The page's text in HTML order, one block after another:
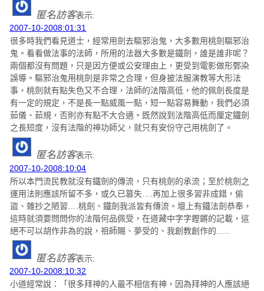
匿名訪客表示:
2007-10-2008:01:31
很多時我們看見道士，經常用劍去驅邪治鬼，大多數用桃劍驅邪治
鬼。看看做法事的法師，所用的法器大多數是鐵劍，誰是誰非呢？
兩個都沒有問題，只是因方便或公安理由上，更受到電影做形鄄染
誤導。驅邪治鬼用桃劍是非常之合理，但身披法服演教等大形法
事，桃劍就有點失色又不合理，法師的法階高低，他的佩劍長度是
有一定的規定，不是長一點威風一點，短一點容易舞動，我們必須
茹儀、茹規，否則亦有點不大合適。既然說到法階高低而厘定鐵劍
之長短度，沒有法階的神功師父，就只有安份守己用桃劍了。
匿名訪客表示:
2007-10-2008:10:04
所以本門流民教就沒有鐵劍的傳流，只有桃劍的承流；至於桃劍之
運用法則應該所留不多，或久已篡失….再加上很多習非成錯，偷
盜、雜抄之陋習….桃劍、鐵劍我派皆有傳流。壇上有鐵法劍恭奉，
這時就須要問問你的法階何品佩受，在道藏中字字鏗鏘的記載，這
絕不可以胡作非為的說，祖師賜、夢受的、我創教創作的…..
匿名訪客表示:
2007-10-2008:10:32
小道經常說：「很多拜神的人最不相信有神，因為拜神的人應該絕